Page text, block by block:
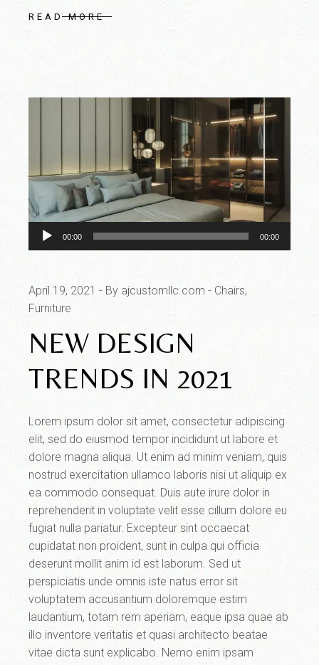
READ MORE
Audio
Player
00:00 00:00
April 19, 2021 By ajcustomllc.com
Chairs
Furniture
NEW DESIGN
TRENDS IN 2021
Lorem ipsum dolor sit amet, consectetur adipiscing
elit, sed do eiusmod tempor incididunt ut labore et
dolore magna aliqua. Ut enim ad minim veniam, quis
nostrud exercitation ullamco laboris nisi ut aliquip ex
ea commodo consequat. Duis aute irure dolor in
reprehenderit in voluptate velit esse cillum dolore eu
fugiat nulla pariatur. Excepteur sint occaecat
cupidatat non proident, sunt in culpa qui officia
deserunt mollit anim id est laborum. Sed ut
perspiciatis unde omnis iste natus error sit
voluptatem accusantium doloremque estim
laudantium, totam rem aperiam, eaque ipsa quae ab
illo inventore veritatis et quasi architecto beatae
vitae dicta sunt explicabo. Nemo enim ipsam